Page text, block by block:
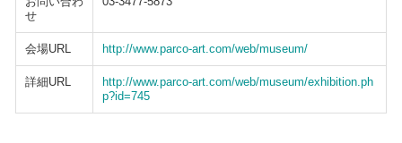
せ
会場URL http://www.parco-art.com/web/museum/
詳細URL
http://www.parco-art.com/web/museum/exhibition.ph
p?id=745